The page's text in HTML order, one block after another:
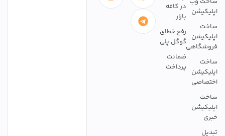
اپلیکیشن
ساخت
اپلیکیشن
فروشگاهی
ساخت
اپلیکیشن
اختصاصی
ساخت
اپلیکیشن
خبری
تبدیل
در کافه
بازار
رفع خطای
گوگل پلی
ضمانت
پرداخت